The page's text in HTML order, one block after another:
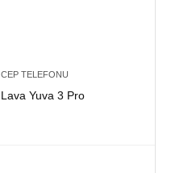
CEP TELEFONU
Lava Yuva 3 Pro